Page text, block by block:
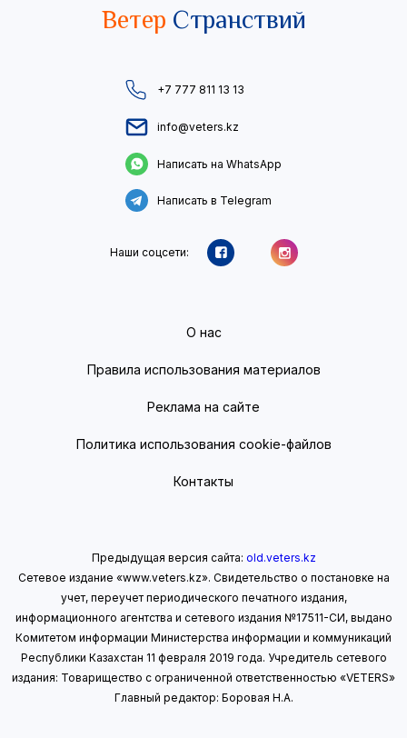
Ветер Странствий
+7 777 811 13 13
info@veters.kz
Написать на WhatsApp
Написать в Telegram
Наши соцсети:
О нас
Правила использования материалов
Реклама на сайте
Политика использования cookie-файлов
Контакты
Предыдущая версия сайта: old.veters.kz
Сетевое издание «www.veters.kz». Свидетельство о постановке на
учет, переучет периодического печатного издания,
информационного агентства и сетевого издания №17511-СИ, выдано
Комитетом информации Министерства информации и коммуникаций
Республики Казахстан 11 февраля 2019 года. Учредитель сетевого
издания: Товарищество с ограниченной ответственностью «VETERS»
Главный редактор: Боровая Н.А.